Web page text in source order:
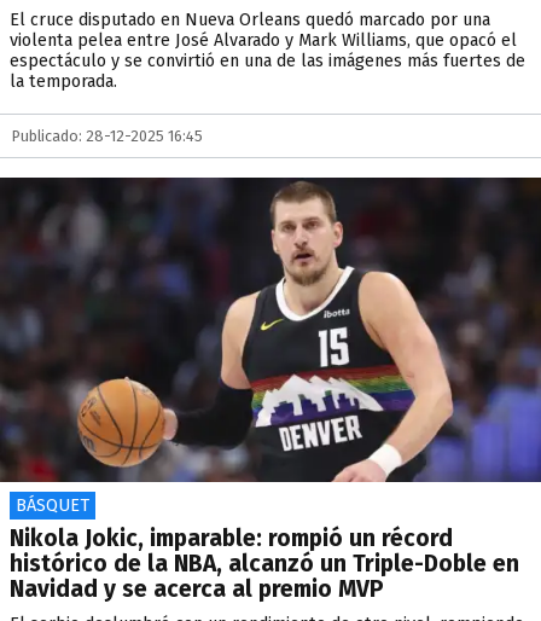
El cruce disputado en Nueva Orleans quedó marcado por una
violenta pelea entre José Alvarado y Mark Williams, que opacó el
espectáculo y se convirtió en una de las imágenes más fuertes de
la temporada.
Publicado: 28-12-2025 16:45
BÁSQUET
Nikola Jokic, imparable: rompió un récord
histórico de la NBA, alcanzó un Triple-Doble en
Navidad y se acerca al premio MVP